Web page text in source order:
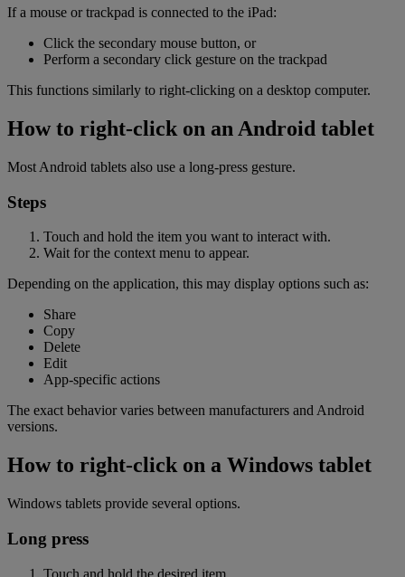
If a mouse or trackpad is connected to the iPad:
Click the secondary mouse button, or
Perform a secondary click gesture on the trackpad
This functions similarly to right-clicking on a desktop computer.
How to right-click on an Android tablet
Most Android tablets also use a long-press gesture.
Steps
Touch and hold the item you want to interact with.
Wait for the context menu to appear.
Depending on the application, this may display options such as:
Share
Copy
Delete
Edit
App-specific actions
The exact behavior varies between manufacturers and Android
versions.
How to right-click on a Windows tablet
Windows tablets provide several options.
Long press
Touch and hold the desired item.